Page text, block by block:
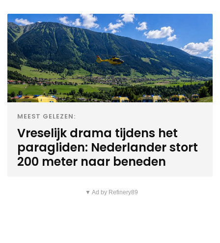
MEEST GELEZEN:
Vreselijk drama tijdens het
paragliden: Nederlander stort
200 meter naar beneden
▼ Ad by Refinery89